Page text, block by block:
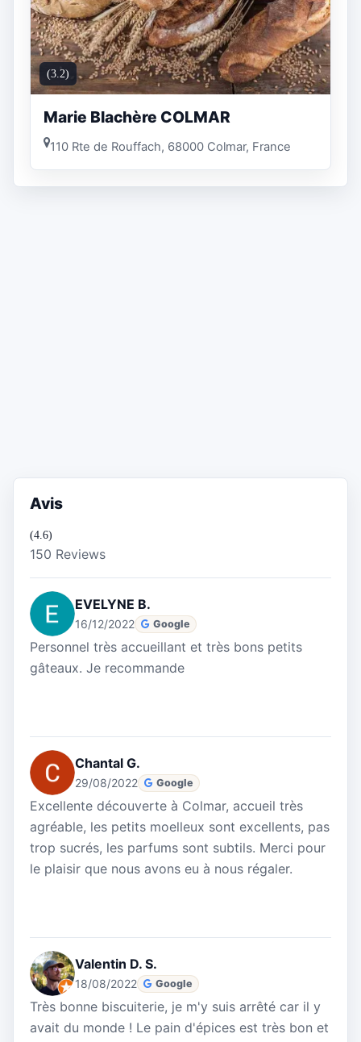
(3.2)
Marie Blachère COLMAR
110 Rte de Rouffach, 68000 Colmar, France
Avis
(4.6)
150 Reviews
EVELYNE B.
16/12/2022 Google
Personnel très accueillant et très bons petits
gâteaux. Je recommande
Chantal G.
29/08/2022 Google
Excellente découverte à Colmar, accueil très
agréable, les petits moelleux sont excellents, pas
trop sucrés, les parfums sont subtils. Merci pour
le plaisir que nous avons eu à nous régaler.
Valentin D. S.
18/08/2022 Google
Très bonne biscuiterie, je m'y suis arrêté car il y
avait du monde ! Le pain d'épices est très bon et